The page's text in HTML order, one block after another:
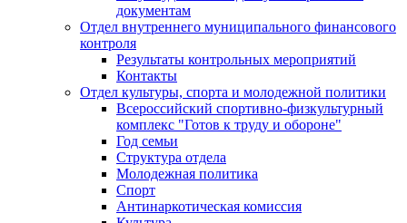
документам
Отдел внутреннего муниципального финансового
контроля
Результаты контрольных мероприятий
Контакты
Отдел культуры, спорта и молодежной политики
Всероссийский спортивно-физкультурный
комплекс "Готов к труду и обороне"
Год семьи
Структура отдела
Молодежная политика
Спорт
Антинаркотическая комиссия